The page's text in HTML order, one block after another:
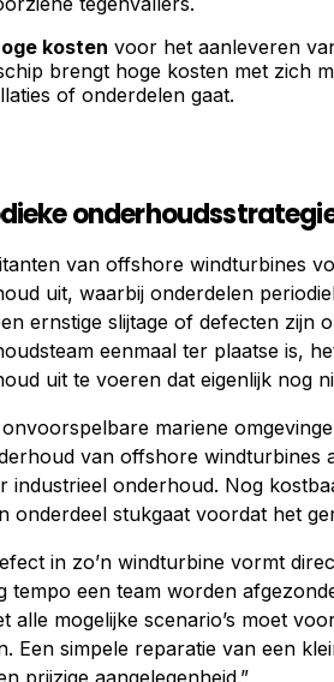
kosten voor het aanleveren
brengt hoge kosten met zich
of onderdelen gaat.
van offshore windturbines
uit, waarbij onderdelen
ernstige slijtage of defecten zijn
eenmaal ter plaatse is,
uit te voeren dat eigenlijk nog
mariene
van offshore windturbines
industrieel onderhoud. Nog
onderdeel stukgaat voordat het
in zo’n windturbine vormt
tempo een team worden
alle mogelijke scenario’s moet
Een simpele reparatie van een